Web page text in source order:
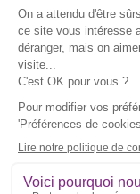
⁹ 70 % de nos élèves
professionnelle d’auxiliaire
après avoir terminé leur
lors de la présentation du
d’auxiliaire de vie en date
https://